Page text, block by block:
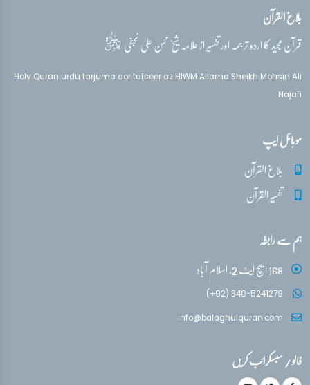
بلاغ القرآن
قرآن مجید کا اردو ترجمہ اور تفسیر از علامہ شیخ محسن علی نجفیقدس‌سره
Holy Quran urdu tarjuma aor tafseer az HIWM Allama Sheikh Mohsin Ali
Najafi
موبائل ایپ
بلاغ القرآن
تفسیر القرآن
ہم سے رابطہ
168 ایچ ایٹ 2، اسلام آباد
(+92) 340-5241279
info@balaghulquran.com
فالو / سبسکرائب کریں